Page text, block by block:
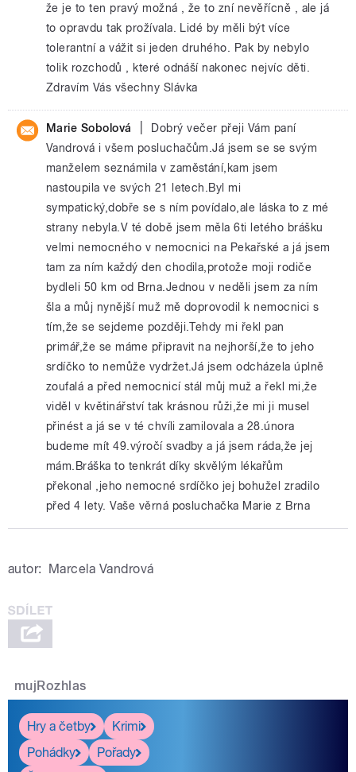
že je to ten pravý možná , že to zní nevěřícně , ale já
to opravdu tak prožívala. Lidé by měli být více
tolerantní a vážit si jeden druhého. Pak by nebylo
tolik rozchodů , které odnáší nakonec nejvíc děti.
Zdravím Vás všechny Slávka
Marie Sobolová
Dobrý večer přeji Vám paní
Vandrová i všem posluchačům.Já jsem se se svým
manželem seznámila v zaměstání,kam jsem
nastoupila ve svých 21 letech.Byl mi
sympatický,dobře se s ním povídalo,ale láska to z mé
strany nebyla.V té době jsem měla 6ti letého brášku
velmi nemocného v nemocnici na Pekařské a já jsem
tam za ním každý den chodila,protože moji rodiče
bydleli 50 km od Brna.Jednou v neděli jsem za ním
šla a můj nynější muž mě doprovodil k nemocnici s
tím,že se sejdeme později.Tehdy mi řekl pan
primář,že se máme připravit na nejhorší,že to jeho
srdíčko to nemůže vydržet.Já jsem odcházela úplně
zoufalá a před nemocnicí stál můj muž a řekl mi,že
viděl v květinářství tak krásnou růži,že mi ji musel
přinést a já se v té chvíli zamilovala a 28.února
budeme mít 49.výročí svadby a já jsem ráda,že jej
mám.Bráška to tenkrát díky skvělým lékařům
překonal ,jeho nemocné srdíčko jej bohužel zradilo
před 4 lety. Vaše věrná posluchačka Marie z Brna
autor: Marcela Vandrová
mujRozhlas
Hry a četby
Krimi
Pohádky
Pořady